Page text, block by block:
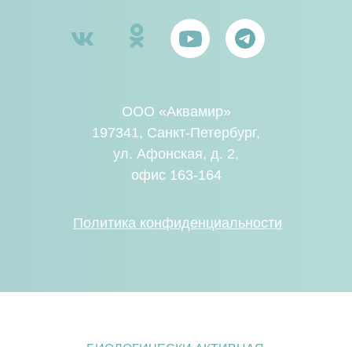
ООО «Аквамир»
197341, Санкт-Петербург,
ул. Афонская, д. 2,
офис 163-164
Политика конфиденциальности